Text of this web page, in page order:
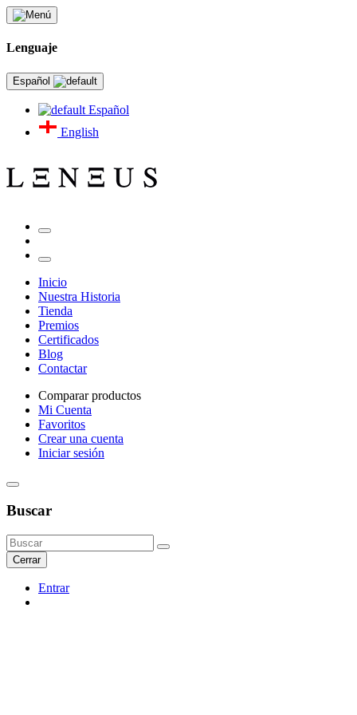
Lenguaje
Español
Español
English
Inicio
Nuestra Historia
Tienda
Premios
Certificados
Blog
Contactar
Comparar productos
Mi Cuenta
Favoritos
Crear una cuenta
Iniciar sesión
Buscar
Cerrar
Entrar